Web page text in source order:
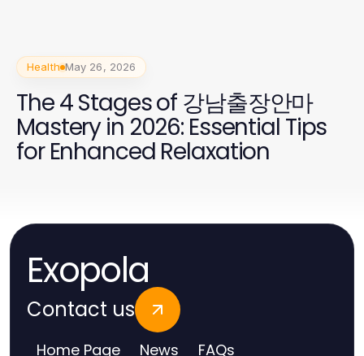
Health May 26, 2026
The 4 Stages of 강남출장안마
Mastery in 2026: Essential Tips
for Enhanced Relaxation
Exopola
Contact us
Home Page News FAQs